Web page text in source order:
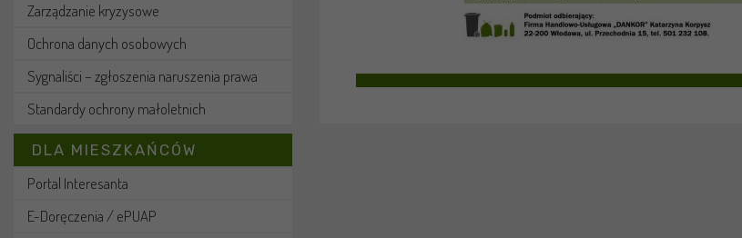
Zarządzanie kryzysowe
Ochrona danych osobowych
Sygnaliści – zgłoszenia naruszenia prawa
Standardy ochrony małoletnich
DLA MIESZKAŃCÓW
Portal Interesanta
E-Doręczenia / ePUAP